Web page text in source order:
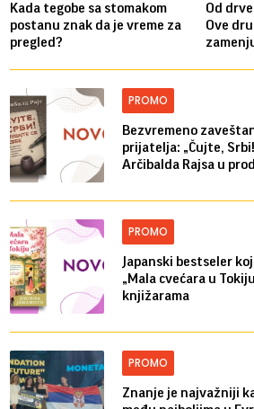
Kada tegobe sa stomakom
postanu znak da je vreme za
pregled?
Od
Ove
PROMO
Bezvremeno
prijatelja: „Čujte,
Arčibalda Rajsa u
PROMO
Japanski bestseler
„Mala cvećara u
knjižarama
PROMO
Znanje je najvažniji